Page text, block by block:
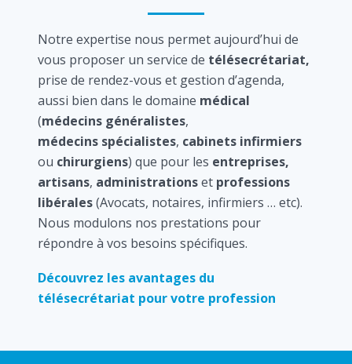
Notre expertise nous permet aujourd’hui de
vous proposer un service de télésecrétariat,
prise de rendez-vous et gestion d’agenda,
aussi bien dans le domaine médical
(médecins généralistes,
médecins spécialistes, cabinets infirmiers
ou chirurgiens) que pour les entreprises,
artisans, administrationset professions
libérales(Avocats, notaires, infirmiers … etc).
Nous modulons nos prestations pour
répondre à vos besoins spécifiques.
Découvrez les avantages du
télésecrétariat pour votre profession